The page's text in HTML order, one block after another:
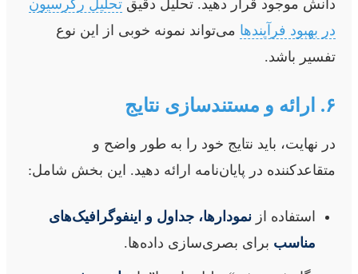
دانش موجود قرار دهید. تحلیل دقیق تحلیل رگرسیون
در بهبود فرآیندها می‌تواند نمونه خوبی از این نوع
تفسیر باشد.
۶. ارائه و مستندسازی نتایج
در نهایت، باید نتایج خود را به طور واضح و
متقاعدکننده در پایان‌نامه ارائه دهید. این بخش شامل:
استفاده از نمودارها، جداول و اینفوگرافیک‌های
مناسب برای بصری‌سازی داده‌ها.